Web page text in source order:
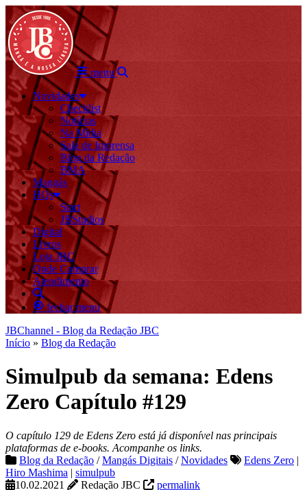
menu
Novidades
Checklist
Notícias
Na Mídia
Sala de Imprensa
Blog da Redação
BMA
Mangás
HQs
Start
JBStudios
Digital
Livros
Loja JBC
Onde Comprar
Atendimento
fechar menu
JBChannel - Blog da Redação JBC
Início » Blog da Redação
Simulpub da semana: Edens
Zero Capítulo #129
O capítulo 129 de Edens Zero está já disponível nas principais
plataformas de e-books. Acompanhe os links.
Blog da Redação /Mangás Digitais /Novidades Edens Zero |
Hiro Mashima | simulpub
10.02.2021
Redação JBC permalink